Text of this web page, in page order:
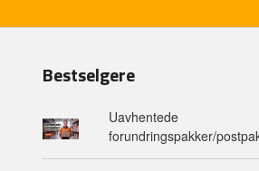
Bestselgere
Uavhentede
forundringspakker/